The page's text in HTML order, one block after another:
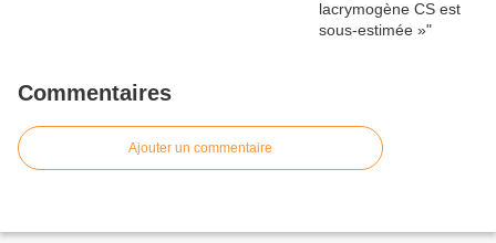
Commentaires
Ajouter un commentaire